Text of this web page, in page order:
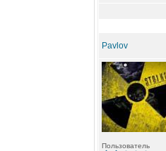
Pavlov
Пользователь